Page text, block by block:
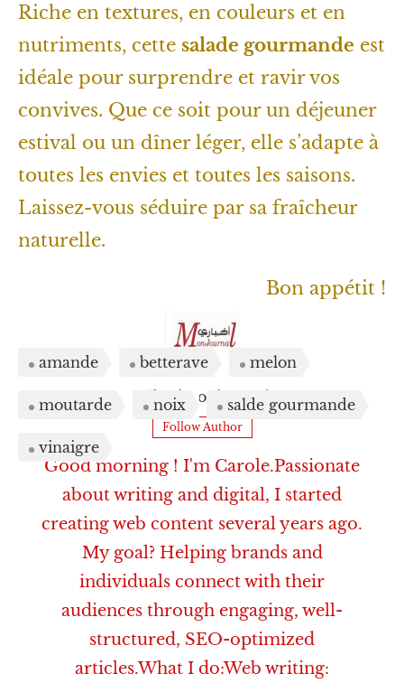
Riche en textures, en couleurs et en
nutriments, cette salade gourmande est
idéale pour surprendre et ravir vos
convives. Que ce soit pour un déjeuner
estival ou un dîner léger, elle s’adapte à
toutes les envies et toutes les saisons.
Laissez-vous séduire par sa fraîcheur
naturelle.
Bon appétit !
amande betterave melon
moutarde noix salde gourmande
vinaigre
A5barimonjournal
Follow Author
Good morning ! I'm Carole.Passionate
about writing and digital, I started
creating web content several years ago.
My goal? Helping brands and
individuals connect with their
audiences through engaging, well-
structured, SEO-optimized
articles.What I do:Web writing: